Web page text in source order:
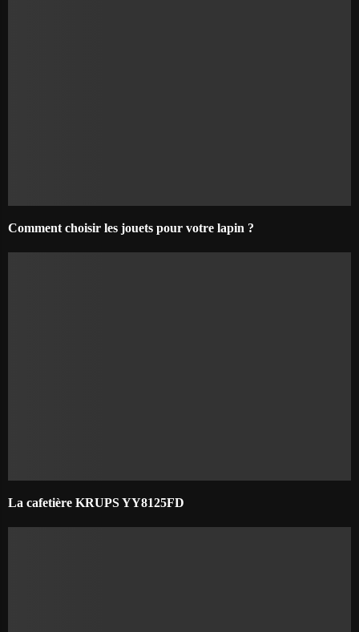
Comment choisir les jouets pour votre lapin ?
La cafetière KRUPS YY8125FD